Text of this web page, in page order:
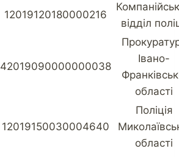
12019120180000216
відділ
42019090000000038
Івано-
області
12019150030004640
Поліція
області